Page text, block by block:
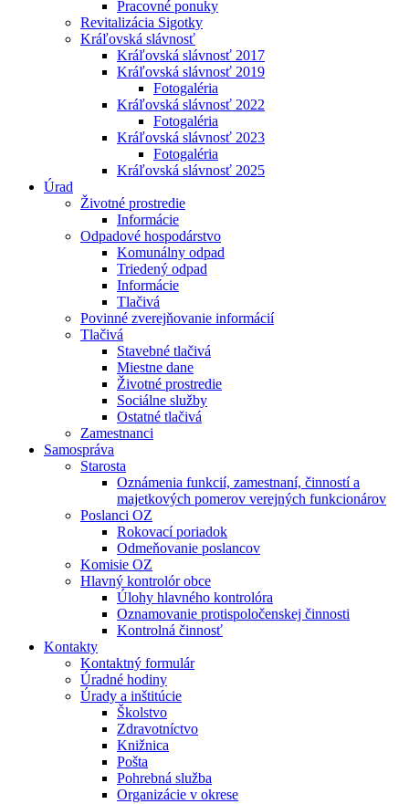
Pracovné ponuky
Revitalizácia Sigotky
Kráľovská slávnosť
Kráľovská slávnosť 2017
Kráľovská slávnosť 2019
Fotogaléria
Kráľovská slávnosť 2022
Fotogaléria
Kráľovská slávnosť 2023
Fotogaléria
Kráľovská slávnosť 2025
Úrad
Životné prostredie
Informácie
Odpadové hospodárstvo
Komunálny odpad
Triedený odpad
Informácie
Tlačivá
Povinné zverejňovanie informácií
Tlačivá
Stavebné tlačivá
Miestne dane
Životné prostredie
Sociálne služby
Ostatné tlačivá
Zamestnanci
Samospráva
Starosta
Oznámenia funkcií, zamestnaní, činností a
majetkových pomerov verejných funkcionárov
Poslanci OZ
Rokovací poriadok
Odmeňovanie poslancov
Komisie OZ
Hlavný kontrolór obce
Úlohy hlavného kontrolóra
Oznamovanie protispoločenskej činnosti
Kontrolná činnosť
Kontakty
Kontaktný formulár
Úradné hodiny
Úrady a inštitúcie
Školstvo
Zdravotníctvo
Knižnica
Pošta
Pohrebná služba
Organizácie v okrese